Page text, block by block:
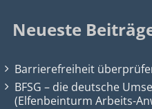
Neueste
Barrierefreiheit
BFSG – die deutsche
(Elfenbeinturm Arbeits-